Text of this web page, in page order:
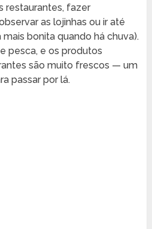
restaurantes, fazer
as lojinhas ou ir até
bonita quando há chuva).
pesca, e os produtos
são muito frescos — um
passar por lá.